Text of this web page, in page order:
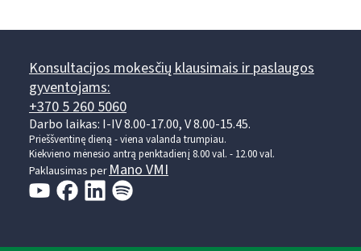
Konsultacijos mokesčių klausimais ir paslaugos
gyventojams:
+370 5 260 5060
Darbo laikas: I-IV 8.00-17.00, V 8.00-15.45.
Prieššventinę dieną - viena valanda trumpiau.
Kiekvieno mėnesio antrą penktadienį 8.00 val. - 12.00 val.
Paklausimas per Mano VMI